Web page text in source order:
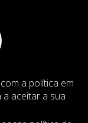
a política em
aceitar a sua
Cookies